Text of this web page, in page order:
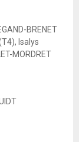
BRENET
Isalys
MORDRET